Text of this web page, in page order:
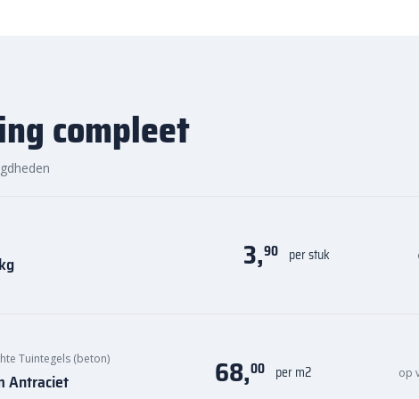
compleet
3,90 per stuk
Tuintegels (beton)
Antraciet 68,00 per m2 op